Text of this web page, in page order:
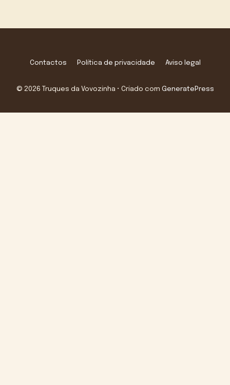
Contactos Política de privacidade Aviso legal
© 2026 Truques da Vovozinha • Criado com GeneratePress